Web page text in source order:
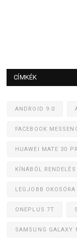
CÍMKÉK
ANDROID 9.0
FACEBOOK
HUAWEI MATE 30
KÍNÁBÓL RENDELÉS
LEGJOBB OKOSÓRA
ONEPLUS 7T
SAMSUNG GALAXY